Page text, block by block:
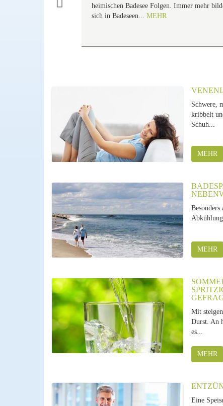
heimischen Badesee Folgen. Immer mehr
sich in Badeseen... MEHR
Schwere,
kribbelt
Schuh...
MEHR
MEHR
Mit
Durst. An
es...
MEHR
Eine